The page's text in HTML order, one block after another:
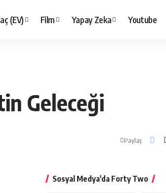
(EV) Film Yapay Zeka Youtube
Geleceği
Paylaş
Sosyal Medya'da Forty Two